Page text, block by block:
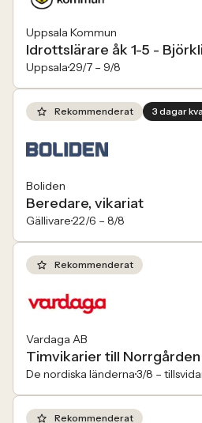
Uppsala Kommun
Idrottslärare åk 1-5 -
Uppsala29/7 – 9/8
Rekommenderat 3 dagar
Boliden
Beredare, vikariat
Gällivare22/6 – 8/8
Rekommenderat
Vardaga AB
Timvikarier till Norrgården
De nordiska länderna3/8 –
Rekommenderat